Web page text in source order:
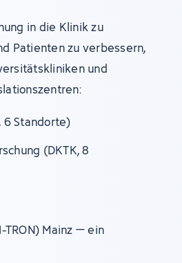
in die Klinik zu
Patienten zu verbessern,
und
6 Standorte)
(DKTK, 8
Mainz – ein